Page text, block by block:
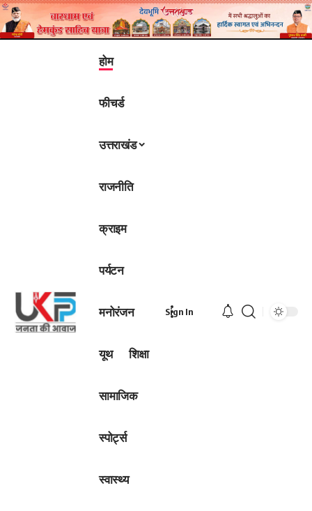
होम
फीचर्ड
उत्तराखंड
राजनीति
क्राइम
पर्यटन
मनोरंजन
यूथ शिक्षा
सामाजिक
स्पोर्ट्स
स्वास्थ्य
Sign In